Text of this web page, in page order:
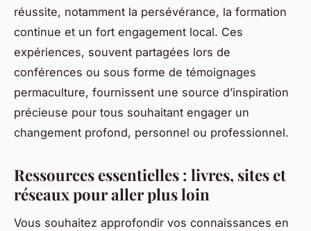
réussite, notamment la persévérance, la formation
continue et un fort engagement local. Ces
expériences, souvent partagées lors de
conférences ou sous forme de témoignages
permaculture, fournissent une source d’inspiration
précieuse pour tous souhaitant engager un
changement profond, personnel ou professionnel.
Ressources essentielles : livres, sites et
réseaux pour aller plus loin
Vous souhaitez approfondir vos connaissances en